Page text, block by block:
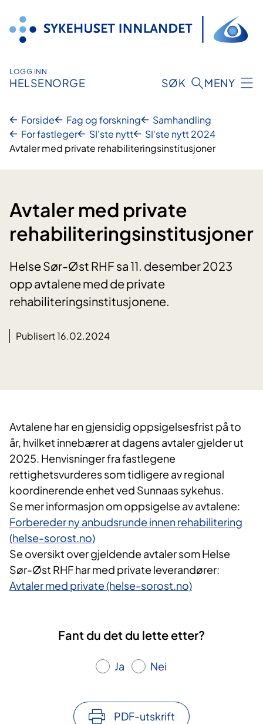
innhold
LOGG INN
HELSENORGE SØK MENY
Forside Fag og forskning
Samhandling
For fastleger
SI'ste nytt
SI'ste nytt 2024
Avtaler med private rehabiliteringsinstitusjoner
Avtaler med private
rehabiliteringsinstitusjoner
Helse Sør-Øst RHF sa 11. desember 2023
opp avtalene med de private
rehabiliteringsinstitusjonene.
Publisert 16.02.2024
Avtalene har en gjensidig oppsigelsesfrist på to
år, hvilket innebærer at dagens avtaler gjelder ut
2025. Henvisninger fra fastlegene
rettighetsvurderes som tidligere av regional
koordinerende enhet ved Sunnaas sykehus.
Se mer informasjon om oppsigelse av avtalene:
Forbereder ny anbudsrunde innen rehabilitering
(helse-sorost.no)
Se oversikt over gjeldende avtaler som Helse
Sør-Øst RHF har med private leverandører:
Avtaler med private (helse-sorost.no)
Fant du det du lette etter?
Ja Nei
PDF-utskrift